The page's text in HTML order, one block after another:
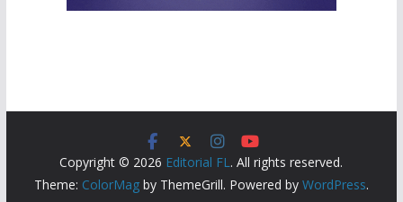
Copyright © 2026 Editorial FL. All rights reserved.
Theme: ColorMagby ThemeGrill. Powered by WordPress.